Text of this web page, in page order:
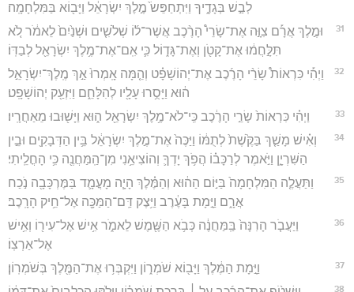
לְבַ֣שׁ בְּגָדֶ֑יךָ וַיִּתְחַפֵּשׂ֙ מֶ֣לֶךְ יִשְׂרָאֵ֔ל וַיָּב֖וֹא בַּמִּלְחָמָֽה׃
31
וּמֶ֣לֶךְ אֲרָ֡ם צִוָּ֣ה אֶת־שָׂרֵי֩ הָרֶ֨כֶב אֲשֶׁר־ל֜וֹ שְׁלֹשִׁ֤ים וּשְׁנַ֙יִם֙ לֵאמֹ֔ר לֹ֚א
תִּלָּ֣חֲמ֔וּ אֶת־קָטֹ֖ן וְאֶת־גָּד֑וֹל כִּ֛י אִֽם־אֶת־מֶ֥לֶךְ יִשְׂרָאֵ֖ל לְבַדּֽוֹ׃
32
וַיְהִ֡י כִּרְאוֹת֩ שָׂרֵ֨י הָרֶ֜כֶב אֶת־יְהוֹשָׁפָ֗ט וְהֵ֤מָּה אָֽמְרוּ֙ אַ֣ךְ מֶֽלֶךְ־יִשְׂרָאֵ֣ל
ה֔וּא וַיָּסֻ֥רוּ עָלָ֖יו לְהִלָּחֵ֑ם וַיִּזְעַ֖ק יְהוֹשָׁפָֽט׃
33 וַיְהִ֗י כִּרְאוֹת֙ שָׂרֵ֣י הָרֶ֔כֶב כִּֽי־לֹא־מֶ֥לֶךְ יִשְׂרָאֵ֖ל ה֑וּא וַיָּשׁ֖וּבוּ מֵאַחֲרָֽיו׃
34
וְאִ֗ישׁ מָשַׁ֤ךְ בַּקֶּ֙שֶׁת֙ לְתֻמּ֔וֹ וַיַּכֶּה֙ אֶת־מֶ֣לֶךְ יִשְׂרָאֵ֔ל בֵּ֥ין הַדְּבָקִ֖ים וּבֵ֣ין
הַשִּׁרְיָ֑ן וַיֹּ֣אמֶר לְרַכָּב֗וֹ הֲפֹ֥ךְ יָדְךָ֛ וְהוֹצִיאֵ֥נִי מִן־הַֽמַּחֲנֶ֖ה כִּ֥י הָחֳלֵֽיתִי׃
35
וַתַּעֲלֶ֤ה הַמִּלְחָמָה֙ בַּיּ֣וֹם הַה֔וּא וְהַמֶּ֗לֶךְ הָיָ֧ה מָעֳמָ֛ד בַּמֶּרְכָּבָ֖ה נֹ֣כַח
אֲרָ֑ם וַיָּ֣מָת בָּעֶ֔רֶב וַיִּ֥צֶק דַּֽם־הַמַּכָּ֖ה אֶל־חֵ֥יק הָרָֽכֶב׃
36
וַיַּעֲבֹ֤ר הָרִנָּה֙ בַּֽמַּחֲנֶ֔ה כְּבֹ֥א הַשֶּׁ֖מֶשׁ לֵאמֹ֑ר אִ֥ישׁ אֶל־עִיר֖וֹ וְאִ֥ישׁ
אֶל־אַרְצֽוֹ׃
37 וַיָּ֣מָת הַמֶּ֔לֶךְ וַיָּב֖וֹא שֹׁמְר֑וֹן וַיִּקְבְּר֥וּ אֶת־הַמֶּ֖לֶךְ בְּשֹׁמְרֽוֹן׃
38